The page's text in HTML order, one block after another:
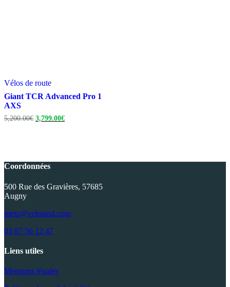
Vélos de route
Giant TCR Advanced Pro 1
AXS
5,200.00€ Le
3,799.00€Le
Coordonnées
500 Rue des Gravières, 57685
Augny
metz@veloland.com
03 87 56 12 47
Liens utiles
Mentions légales